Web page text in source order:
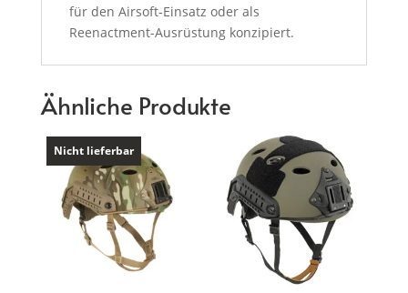
für den Airsoft-Einsatz oder als
Reenactment-Ausrüstung konzipiert.
Ähnliche Produkte
Nicht lieferbar